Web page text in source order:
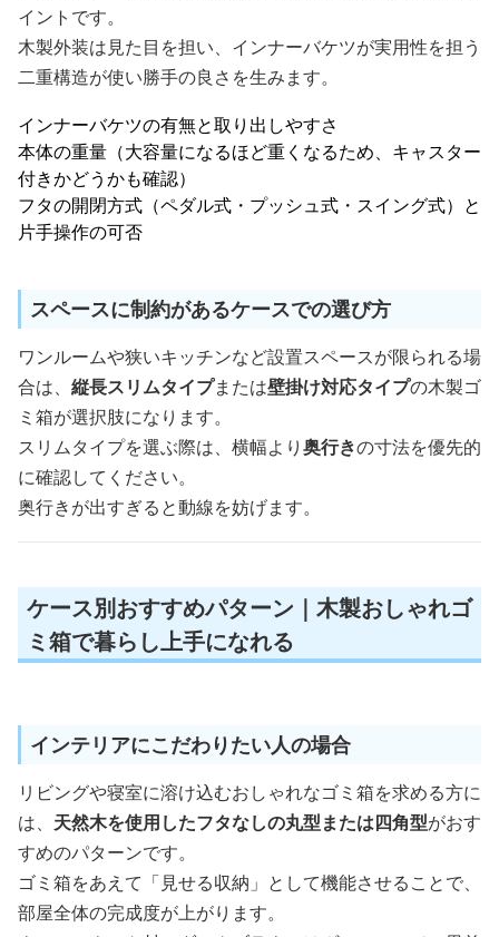
イントです。
木製外装は見た目を担い、インナーバケツが実用性を担う
二重構造が使い勝手の良さを生みます。
インナーバケツの有無と取り出しやすさ
本体の重量（大容量になるほど重くなるため、キャスター
付きかどうかも確認）
フタの開閉方式（ペダル式・プッシュ式・スイング式）と
片手操作の可否
スペースに制約があるケースでの選び方
ワンルームや狭いキッチンなど設置スペースが限られる場
合は、 縦長スリムタイプまたは壁掛け対応タイプの木製ゴ
ミ箱が選択肢になります。
スリムタイプを選ぶ際は、横幅より奥行きの寸法を優先的
に確認してください。
奥行きが出すぎると動線を妨げます。
ケース別おすすめパターン｜木製おしゃれゴ
ミ箱で暮らし上手になれる
インテリアにこだわりたい人の場合
リビングや寝室に溶け込むおしゃれなゴミ箱を求める方に
は、 天然木を使用したフタなしの丸型または四角型がおす
すめのパターンです。
ゴミ箱をあえて「見せる収納」として機能させることで、
部屋全体の完成度が上がります。